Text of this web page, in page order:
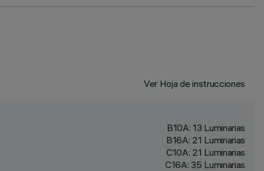
Ver Hoja de instrucciones
B10A: 13 Luminarias
B16A: 21 Luminarias
C10A: 21 Luminarias
C16A: 35 Luminarias